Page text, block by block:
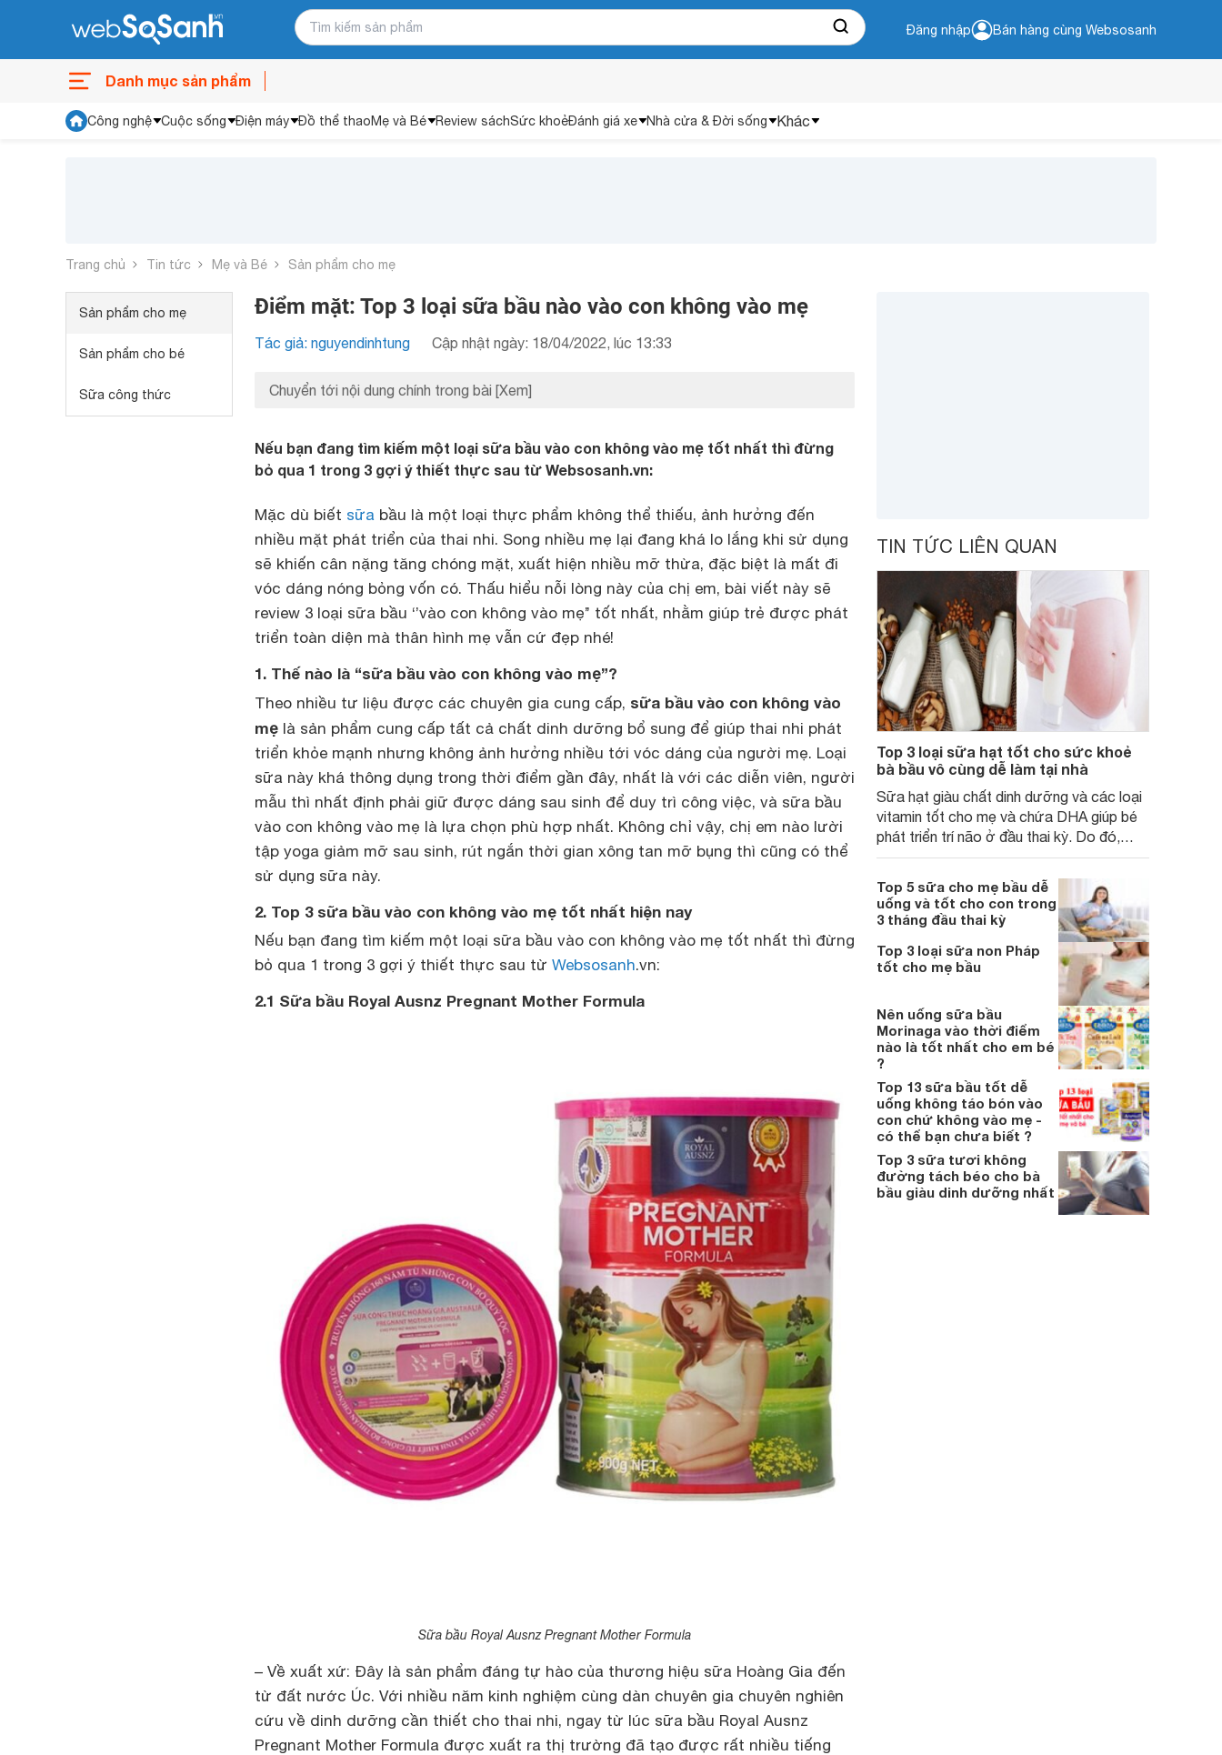
Đăng nhập Bán hàng cùng Websosanh
Danh mục sản phẩm
Công nghệ Cuộc sống Điện máy Đồ thể thaoMẹ và Bé Review sáchSức khoẻĐánh giá xe Nhà cửa & Đời sống Khác
Trang chủ Tin tức Mẹ và Bé Sản phẩm cho mẹ
Sản phẩm cho mẹ
Sản phẩm cho bé
Sữa công thức
Điểm mặt: Top 3 loại sữa bầu nào vào con không vào mẹ
Tác giả: nguyendinhtung Cập nhật ngày: 18/04/2022, lúc 13:33
Chuyển tới nội dung chính trong bài [Xem]
Nếu bạn đang tìm kiếm một loại sữa bầu vào con không vào mẹ tốt nhất thì đừng
bỏ qua 1 trong 3 gợi ý thiết thực sau từ Websosanh.vn:
Mặc dù biết sữa bầu là một loại thực phẩm không thể thiếu, ảnh hưởng đến
nhiều mặt phát triển của thai nhi. Song nhiều mẹ lại đang khá lo lắng khi sử dụng
sẽ khiến cân nặng tăng chóng mặt, xuất hiện nhiều mỡ thừa, đặc biệt là mất đi
vóc dáng nóng bỏng vốn có. Thấu hiểu nỗi lòng này của chị em, bài viết này sẽ
review 3 loại sữa bầu ‘’vào con không vào mẹ’’ tốt nhất, nhằm giúp trẻ được phát
triển toàn diện mà thân hình mẹ vẫn cứ đẹp nhé!
1. Thế nào là “sữa bầu vào con không vào mẹ”?
Theo nhiều tư liệu được các chuyên gia cung cấp, sữa bầu vào con không vào
mẹ là sản phẩm cung cấp tất cả chất dinh dưỡng bổ sung để giúp thai nhi phát
triển khỏe mạnh nhưng không ảnh hưởng nhiều tới vóc dáng của người mẹ. Loại
sữa này khá thông dụng trong thời điểm gần đây, nhất là với các diễn viên, người
mẫu thì nhất định phải giữ được dáng sau sinh để duy trì công việc, và sữa bầu
vào con không vào mẹ là lựa chọn phù hợp nhất. Không chỉ vậy, chị em nào lười
tập yoga giảm mỡ sau sinh, rút ngắn thời gian xông tan mỡ bụng thì cũng có thể
sử dụng sữa này.
2. Top 3 sữa bầu vào con không vào mẹ tốt nhất hiện nay
Nếu bạn đang tìm kiếm một loại sữa bầu vào con không vào mẹ tốt nhất thì đừng
bỏ qua 1 trong 3 gợi ý thiết thực sau từ Websosanh.vn:
2.1 Sữa bầu Royal Ausnz Pregnant Mother Formula
Sữa bầu Royal Ausnz Pregnant Mother Formula
– Về xuất xứ: Đây là sản phẩm đáng tự hào của thương hiệu sữa Hoàng Gia đến
từ đất nước Úc. Với nhiều năm kinh nghiệm cùng dàn chuyên gia chuyên nghiên
cứu về dinh dưỡng cần thiết cho thai nhi, ngay từ lúc sữa bầu Royal Ausnz
Pregnant Mother Formula được xuất ra thị trường đã tạo được rất nhiều tiếng
TIN TỨC LIÊN QUAN
Top 3 loại sữa hạt tốt cho sức khoẻ
bà bầu vô cùng dễ làm tại nhà
Sữa hạt giàu chất dinh dưỡng và các loại
vitamin tốt cho mẹ và chứa DHA giúp bé
phát triển trí não ở đầu thai kỳ. Do đó,
nhiều mẹ bầu chọn uống 1 cốc sữa hạt
vào buổi sáng để bổ sung thêm dưỡng
chất cho cả mẹ và bé. Hãy thử làm 3 loại
sữa hạt sau rất tốt cho sức khoẻ mẹ bầu.
Top 5 sữa cho mẹ bầu dễ
uống và tốt cho con trong
3 tháng đầu thai kỳ
Top 3 loại sữa non Pháp
tốt cho mẹ bầu
Nên uống sữa bầu
Morinaga vào thời điểm
nào là tốt nhất cho em bé
?
Top 13 sữa bầu tốt dễ
uống không táo bón vào
con chứ không vào mẹ -
có thể bạn chưa biết ?
Top 3 sữa tươi không
đường tách béo cho bà
bầu giàu dinh dưỡng nhất